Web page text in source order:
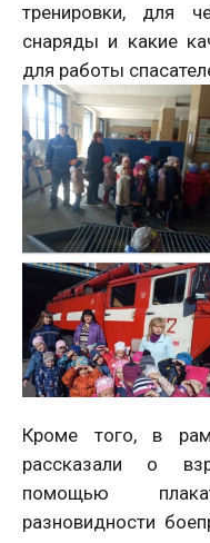
тренировки, для
снаряды и какие
для работы
Кроме того, в
рассказали о
помощью
разновидности